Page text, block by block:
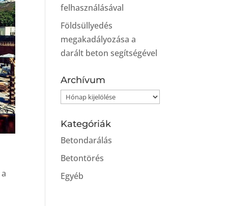
felhasználásával
Földsüllyedés
megakadályozása a
darált beton segítségével
Archívum
Archívum
Kategóriák
Betondarálás
Betontörés
Egyéb